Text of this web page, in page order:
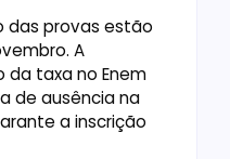
das provas estão
A
taxa no Enem
de ausência na
a inscrição